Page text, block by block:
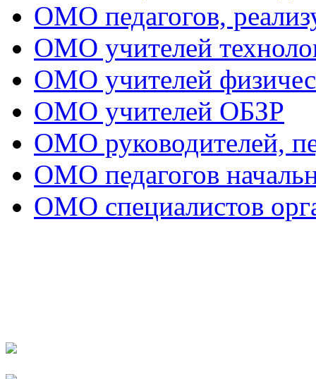
ОМО педагогов,
ОМО учителей
ОМО учителей
ОМО учителей ОБЗР
ОМО руководителей,
ОМО педагогов
ОМО специалистов